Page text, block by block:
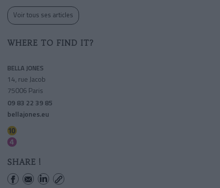
Voir tous ses articles
WHERE TO FIND IT?
BELLA JONES
14, rue Jacob
75006 Paris
09 83 22 39 85
bellajones.eu
SHARE !